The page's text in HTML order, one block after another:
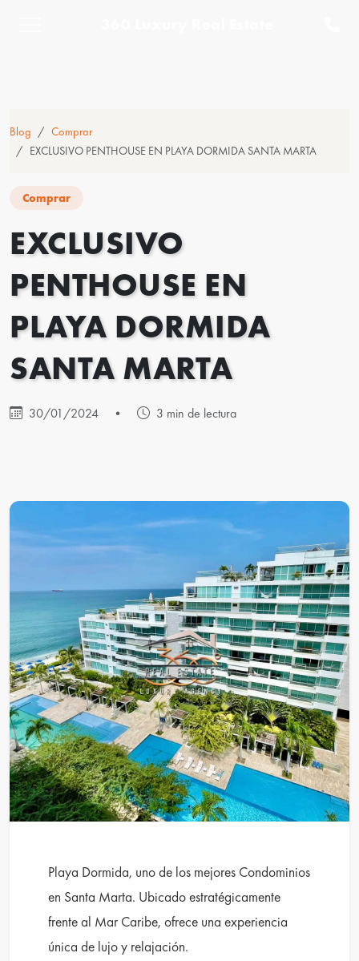
Blog
Comprar
EXCLUSIVO PENTHOUSE EN PLAYA DORMIDA SANTA MARTA
Comprar
EXCLUSIVO
PENTHOUSE EN
PLAYA DORMIDA
SANTA MARTA
30/01/2024 • 3 min de lectura
Playa Dormida, uno de los mejores Condominios
en Santa Marta. Ubicado estratégicamente
frente al Mar Caribe, ofrece una experiencia
única de lujo y relajación.